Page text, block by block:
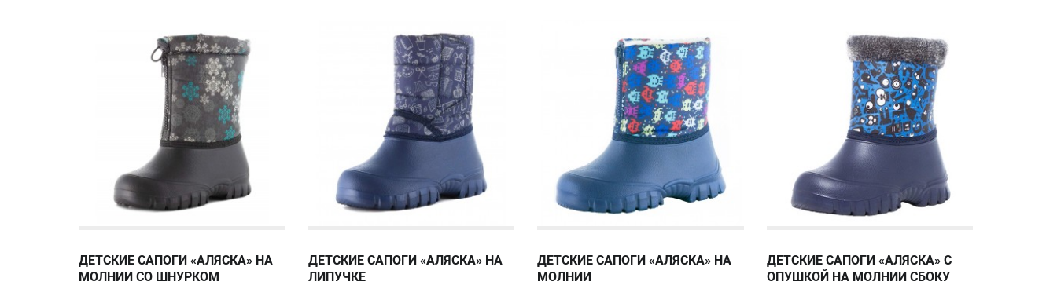
ДЕТСКИЕ САПОГИ «АЛЯСКА» НА
МОЛНИИ СО ШНУРКОМ
ДЕТСКИЕ САПОГИ «АЛЯСКА» НА
ЛИПУЧКЕ
ДЕТСКИЕ САПОГИ «АЛЯСКА» НА
МОЛНИИ
ДЕТСКИЕ САПОГИ «АЛЯСКА» С
ОПУШКОЙ НА МОЛНИИ СБОКУ